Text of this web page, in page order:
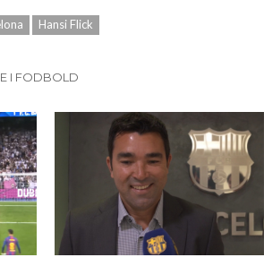
Hansi Flick
I FODBOLD